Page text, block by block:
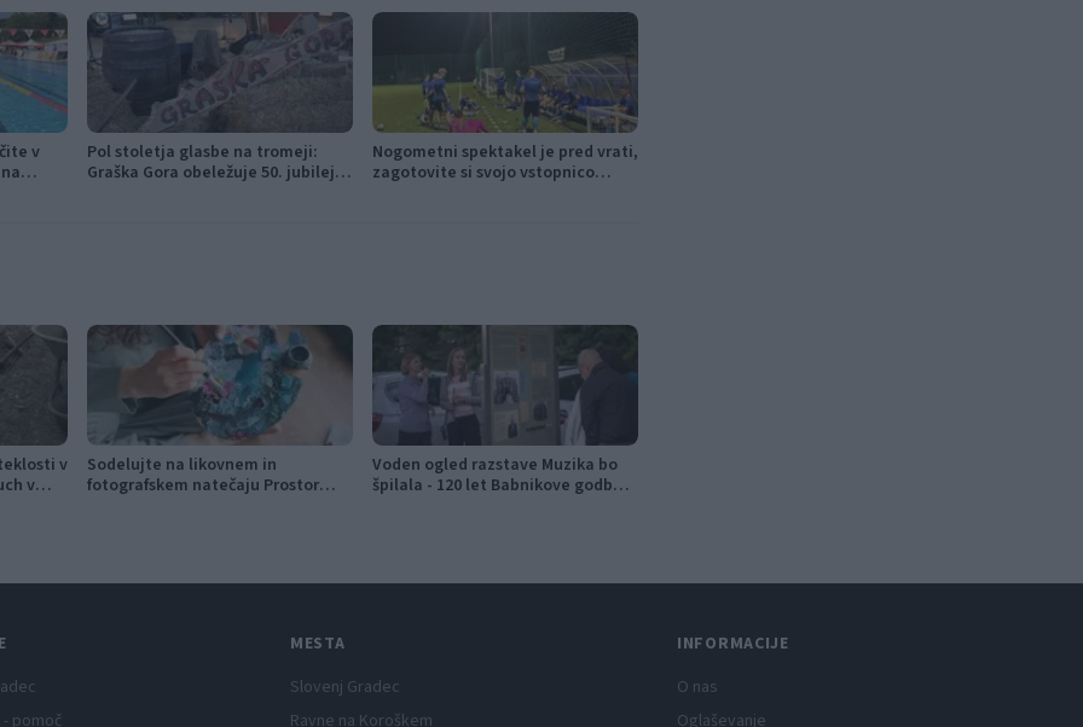
v
Pol stoletja glasbe na tromeji:
Graška Gora obeležuje 50. jubilejni
Nogometni spektakel je pred vrati,
zagotovite si svojo vstopnico
v
v
Sodelujte na likovnem in
fotografskem natečaju Prostor
Voden ogled razstave Muzika bo
špilala - 120 let Babnikove godbe
pomoč
MESTA
Slovenj Gradec
Ravne na Koroškem
INFORMACIJE
O nas
Oglaševanje